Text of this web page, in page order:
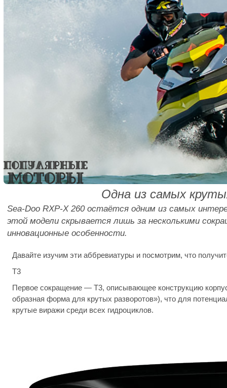
Одна из самых
Sea-Doo RXP-X 260 остаётся одним из самых
этой модели скрывается лишь за несколькими
инновационные особенности.
Давайте изучим эти аббревиатуры и посмотрим, что
T3
Первое сокращение — T3, описывающее конструкцию
образная форма для крутых разворотов»), что для
крутые виражи среди всех гидроциклов.